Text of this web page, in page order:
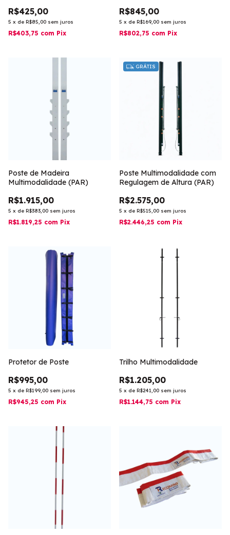
R$425,00
5 x de R$85,00 sem juros
R$403,75 com Pix
R$845,00
5 x de R$169,00 sem juros
R$802,75 com Pix
Poste de Madeira
Multimodalidade (PAR)
R$1.915,00
5 x de R$383,00 sem juros
R$1.819,25 com Pix
GRÁTIS
Poste Multimodalidade com
Regulagem de Altura (PAR)
R$2.575,00
5 x de R$515,00 sem juros
R$2.446,25 com Pix
Protetor de Poste
R$995,00
5 x de R$199,00 sem juros
R$945,25 com Pix
Trilho Multimodalidade
R$1.205,00
5 x de R$241,00 sem juros
R$1.144,75 com Pix